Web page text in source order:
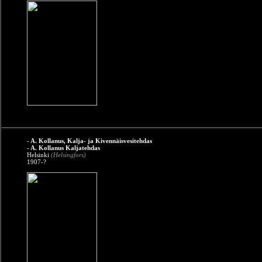
- A. Kollanus, Kalja- ja Kivennäisvesitehdas
- A. Kollanus Kaljatehdas
Helsinki (Helsingfors)
1907-?